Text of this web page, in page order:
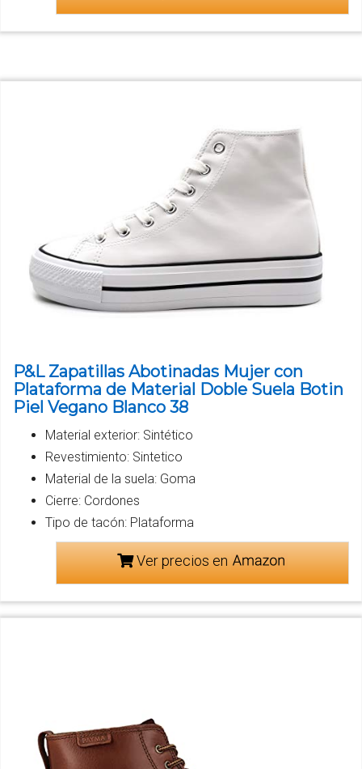
P&L Zapatillas Abotinadas Mujer con
Plataforma de Material Doble Suela Botin
Piel Vegano Blanco 38
Material exterior: Sintético
Revestimiento: Sintetico
Material de la suela: Goma
Cierre: Cordones
Tipo de tacón: Plataforma
Ver precios en